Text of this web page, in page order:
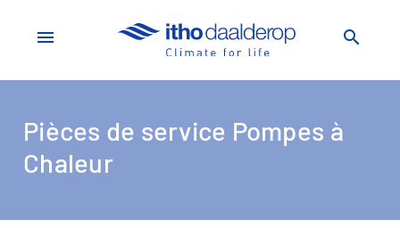
menu search
Pièces de service Pompes à
Chaleur